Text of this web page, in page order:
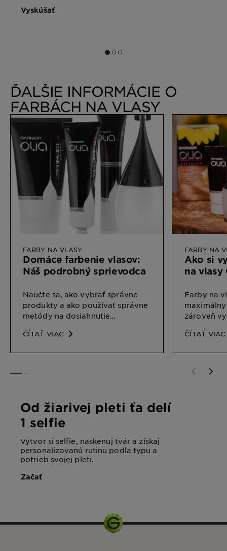
pomocou fotoaparátu telefónu alebo
Vyskúšať
SLIDE 1
SLIDE 2
SLIDE 3
ĎALŠIE INFORMÁCIE O
FARBÁCH NA VLASY
FARBY NA VLASY
Domáce farbenie vlasov:
Náš podrobný sprievodca
Naučte sa, ako vybrať správne
produkty a ako používať správne
metódy na dosiahnutie
ČÍTAŤ VIAC
FARBY NA
Ako si
na vlasy
Farby na
zároveň
ČÍTAŤ VIAC
Od žiarivej pleti ťa delí
1 selfie
Vytvor si selfie, naskenuj tvár a získaj
personalizovanú rutinu podľa typu a
potrieb svojej pleti.
Začať